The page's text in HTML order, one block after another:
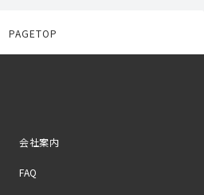
PAGETOP
会社案内
FAQ